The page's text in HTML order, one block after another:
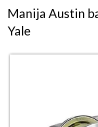
Manija Austin
Yale